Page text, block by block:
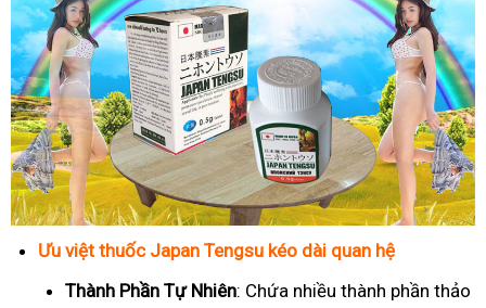
Ưu việt thuốc Japan Tengsu kéo dài quan hệ
Thành Phần Tự Nhiên: Chứa nhiều thành phần thảo